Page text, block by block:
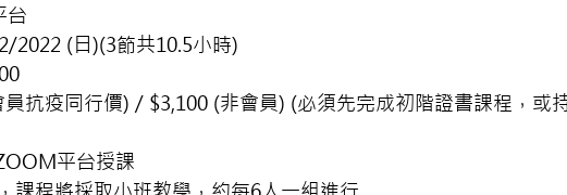
台
2022 (日)(3節共10.5小時)
抗疫同行價) / $3,100 (非會員) (必須先完成初階證書課程，或
平台授課